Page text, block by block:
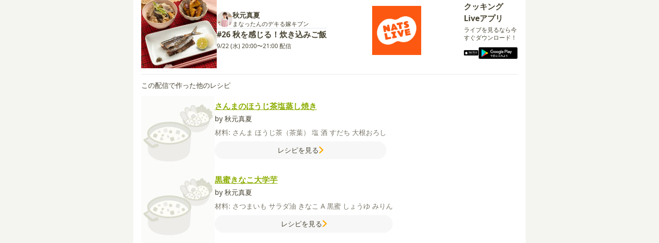
秋元真夏
まなったんのデキる嫁キブン
#26 秋を感じる！炊き込みご飯
9/22 (水) 20:00〜21:00 配信
クッキング
Liveアプリ
ライブを見るなら今
すぐダウンロード！
この配信で作った他のレシピ
さんまのほうじ茶塩蒸し焼き
by 秋元真夏
材料: さんま ほうじ茶（茶葉） 塩 酒 すだち 大根おろし
レシピを見る
黒蜜きなこ大学芋
by 秋元真夏
材料: さつまいも サラダ油 きなこ A 黒蜜 しょうゆ みりん
レシピを見る